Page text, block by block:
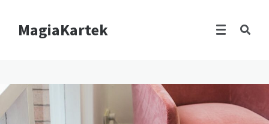
MagiaKartek